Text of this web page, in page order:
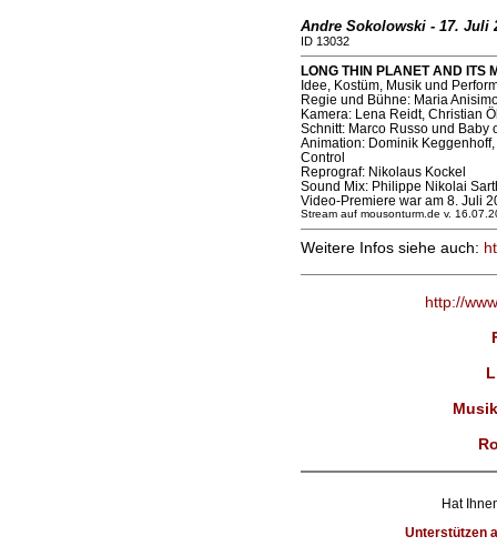
Andre Sokolowski - 17. Juli
ID 13032
LONG THIN PLANET AND ITS
Idee, Kostüm, Musik und
Regie und Bühne: Maria
Kamera: Lena Reidt, Christian
Schnitt: Marco Russo und Baby
Animation: Dominik
Control
Reprograf: Nikolaus Kockel
Sound Mix: Philippe Nikolai
Video-Premiere war am 8. Juli
Stream auf mousonturm.de v.
Weitere Infos siehe auch:
http://
Hat
Unterstützen